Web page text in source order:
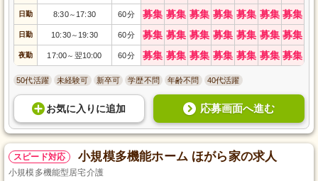
日勤 8:30～ 17:30 60分 募集 募集 募集 募集 募集 募集 募集
日勤 10:30～ 19:30 60分 募集 募集 募集 募集 募集 募集 募集
夜勤 17:00～ 翌10:00 60分 募集 募集 募集 募集 募集 募集 募集
50代活躍 未経験可 新卒可 学歴不問 年齢不問 40代活躍
お気に入り に追加 応募画面へ進む
スピード対応 小規模多機能ホーム ほがら家の求人
小規模多機能型居宅介護